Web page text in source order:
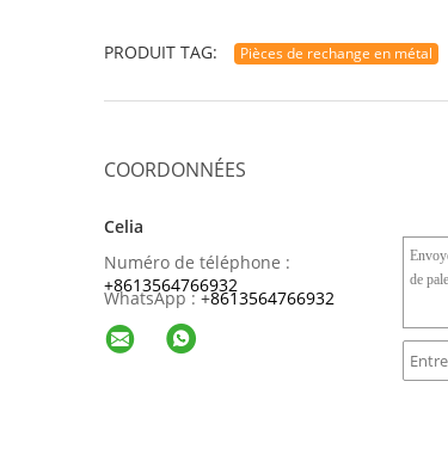
PRODUIT TAG: Pièces de rechange en métal
COORDONNÉES
Celia
Numéro de téléphone :
+8613564766932
WhatsApp :+8613564766932